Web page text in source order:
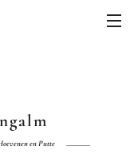
en Putte